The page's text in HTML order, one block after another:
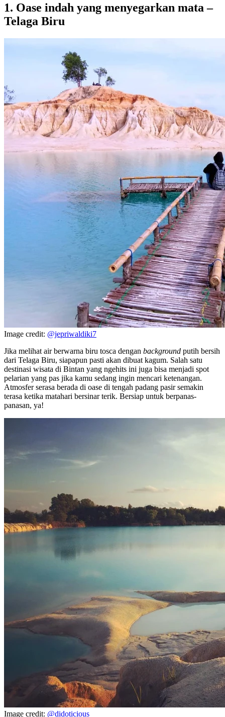
1. Oase indah yang menyegarkan mata –
Telaga Biru
Image credit: @jepriwaldiki7
Jika melihat air berwarna biru tosca dengan background putih bersih
dari Telaga Biru, siapapun pasti akan dibuat kagum. Salah satu
destinasi wisata di Bintan yang ngehits ini juga bisa menjadi spot
pelarian yang pas jika kamu sedang ingin mencari ketenangan.
Atmosfer serasa berada di oase di tengah padang pasir semakin
terasa ketika matahari bersinar terik. Bersiap untuk berpanas-
panasan, ya!
Image credit: @didoticious